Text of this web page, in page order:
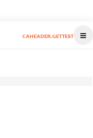
CAHEADER.GETTEST